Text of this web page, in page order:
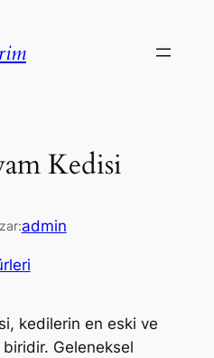
Kedisi
admin
kedilerin en eski ve
biridir. Geleneksel